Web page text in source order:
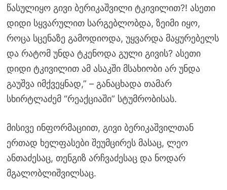
წასულიყო გივი ბერიკაშვილი ტკივილით?! ასეთი
დიდი სყვარულით სარგებლობდა, ზეიმი იყო,
როცა სცენაზე გამოდიოდა, უყვარდა მაყურებელს
და რატომ უნდა ტკენოდა გული გივის? ასეთი
დიდი ტკივილით ამ ასაკში მსახიობი არ უნდა
გაუშვა იმქვეყნად,” – განაცხადა თამარ
სხირტლაძემ “რეაქციაში” სტუმრობისას.
მისივე ინფორმაციით, გივი ბერიკაშვილთან
ერთად ხელფასები შეუმცირეს მასაც, ლეო
ანთაძესაც, თენგიზ არჩვაძესაც და ნოდარ
მგალობლიშვილსაც.